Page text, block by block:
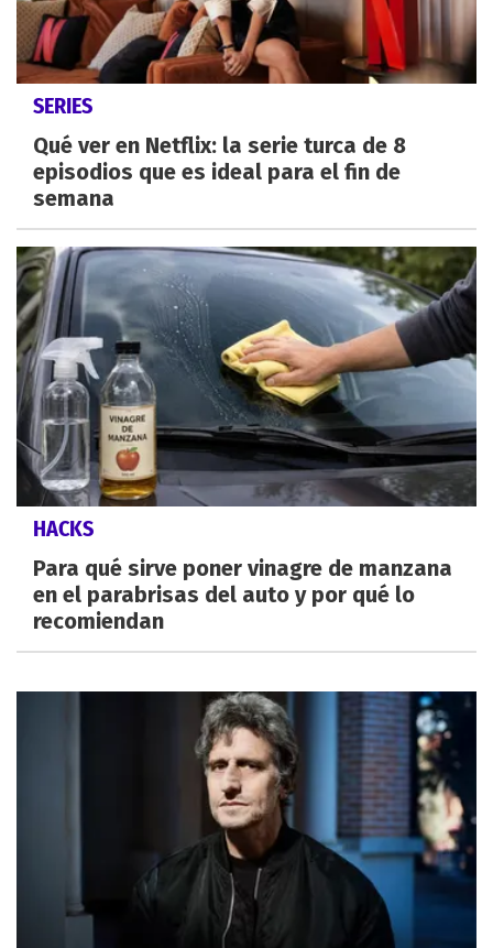
SERIES
Qué ver en Netflix: la serie turca de 8
episodios que es ideal para el fin de
semana
HACKS
Para qué sirve poner vinagre de manzana
en el parabrisas del auto y por qué lo
recomiendan